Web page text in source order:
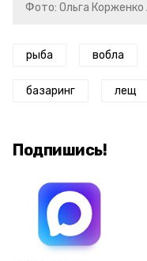
Фото: Ольга
рыба вобла
базаринг лещ
Подпишись!